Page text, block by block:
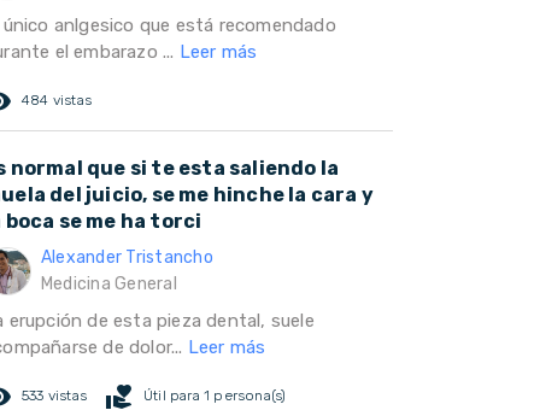
único anlgesico que está recomendado
el embarazo ... Leer más
484 vistas
normal que si te esta saliendo la
del juicio, se me hinche la cara y
boca se me ha torci
Alexander Tristancho
Medicina General
erupción de esta pieza dental, suele
de dolor... Leer más
533 vistas volunteer_activism Útil para 1 persona(s)